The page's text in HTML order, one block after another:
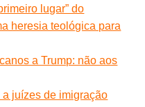
lugar” do
heresia teológica para
a Trump: não aos
juízes de imigração